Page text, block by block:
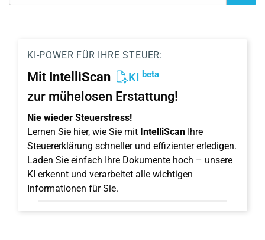
KI-POWER FÜR IHRE STEUER:
Mit IntelliScan KI beta
zur mühelosen Erstattung!
Nie wieder Steuerstress!
Lernen Sie hier, wie Sie mit IntelliScan Ihre
Steuererklärung schneller und effizienter erledigen.
Laden Sie einfach Ihre Dokumente hoch – unsere
KI erkennt und verarbeitet alle wichtigen
Informationen für Sie.